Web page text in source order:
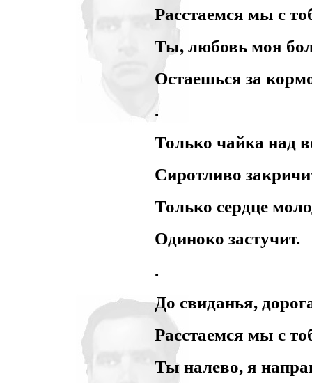
Расстаемся мы с
Ты, любовь моя
Остаешься за
.
Только чайка над
Сиротливо
Только сердце
Одиноко застучит.
.
До свиданья,
Расстаемся мы с
Ты налево, я